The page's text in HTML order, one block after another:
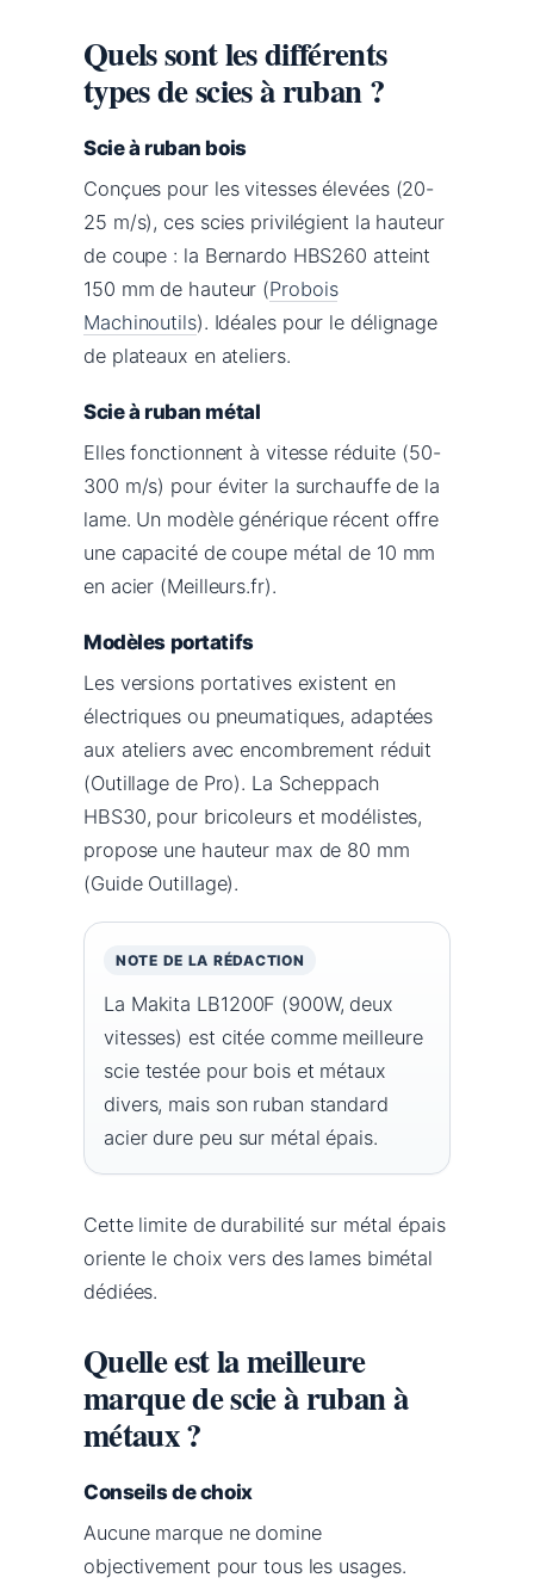
Quels sont les différents
types de scies à ruban ?
Scie à ruban bois
Conçues pour les vitesses élevées (20-
25 m/s), ces scies privilégient la hauteur
de coupe : la Bernardo HBS260 atteint
150 mm de hauteur (Probois
Machinoutils). Idéales pour le délignage
de plateaux en ateliers.
Scie à ruban métal
Elles fonctionnent à vitesse réduite (50-
300 m/s) pour éviter la surchauffe de la
lame. Un modèle générique récent offre
une capacité de coupe métal de 10 mm
en acier (Meilleurs.fr).
Modèles portatifs
Les versions portatives existent en
électriques ou pneumatiques, adaptées
aux ateliers avec encombrement réduit
(Outillage de Pro). La Scheppach
HBS30, pour bricoleurs et modélistes,
propose une hauteur max de 80 mm
(Guide Outillage).
NOTE DE LA RÉDACTION
La Makita LB1200F (900W, deux
vitesses) est citée comme meilleure
scie testée pour bois et métaux
divers, mais son ruban standard
acier dure peu sur métal épais.
Cette limite de durabilité sur métal épais
oriente le choix vers des lames bimétal
dédiées.
Quelle est la meilleure
marque de scie à ruban à
métaux ?
Conseils de choix
Aucune marque ne domine
objectivement pour tous les usages.